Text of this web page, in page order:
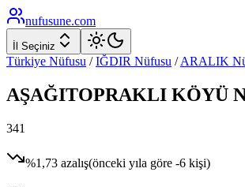
nufusune.com
İl Seçiniz
Türkiye Nüfusu / IĞDIR Nüfusu / ARALIK
AŞAĞITOPRAKLI KÖYÜ
341
%1,73 azalış(önceki yıla göre -6 kişi)